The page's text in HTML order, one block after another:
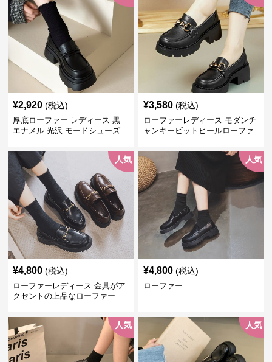
¥2,920 (税込)
厚底ローファー レディース 黒
エナメル 光沢 モードシューズ
¥3,580 (税込)
ローファーレディース モダンチ
ャンキービットヒールローファ
人気
¥4,800 (税込)
ローファーレディース 金具がア
クセントの上品なローファー
人気
¥4,800 (税込)
ローファー
人気 人気